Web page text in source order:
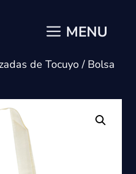
MENU
de Tocuyo/ Bolsa